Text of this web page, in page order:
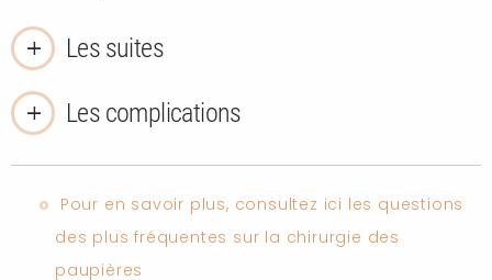
Les suites
Les complications
Pour en savoir plus, consultez ici les questions
des plus fréquentes sur la chirurgie des
paupières